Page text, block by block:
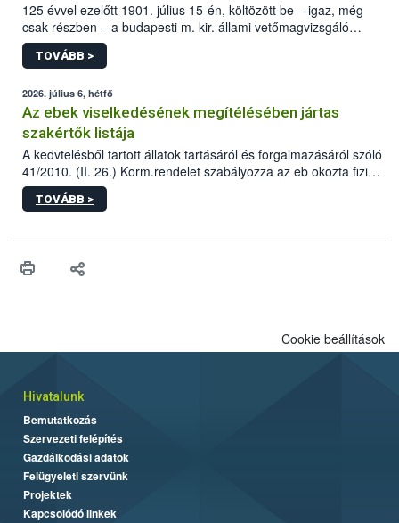
125 évvel ezelőtt 1901. július 15-én, költözött be – igaz, még
csak részben – a budapesti m. kir. állami vetőmagvizsgáló
állomás a Kis Rókus utca 15. szám alatti, Czigler Győző által
tervezett új épületébe.
TOVÁBB >
2026. július 6, hétfő
Az ebek viselkedésének megítélésében jártas
szakértők listája
A kedvtelésből tartott állatok tartásáról és forgalmazásáról szóló
41/2010. (II. 26.) Korm.rendelet szabályozza az eb okozta fizikai
sérülés, illetve ennek veszélye keletkezésekor felmerülő
hatósági feladatokat, valamint a veszélyes eb tartását és annak
vonni az ebek viselkedésének megítélésében jártas szakértőt.
TOVÁBB >
Cookie beállítások
Hivatalunk
Bemutatkozás
Szervezeti felépítés
Gazdálkodási adatok
Felügyeleti szervünk
Projektek
Kapcsolódó linkek